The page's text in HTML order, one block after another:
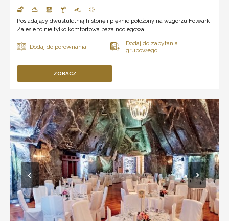
Posiadający dwustuletnią historię i pięknie położony na wzgórzu Folwark
Zalesie to nie tylko komfortowa baza noclegowa, ...
ZOBACZ